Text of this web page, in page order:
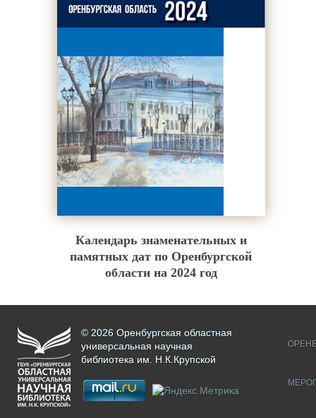
Календарь знаменательных и
памятных дат по Оренбургской
области на 2024 год
© 2026 Оренбургская областная
универсальная научная
библиотека им. Н.К.Крупской